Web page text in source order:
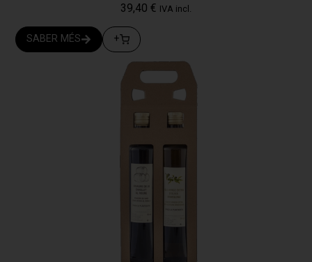
39,40 € IVA incl.
SABER MÉS +